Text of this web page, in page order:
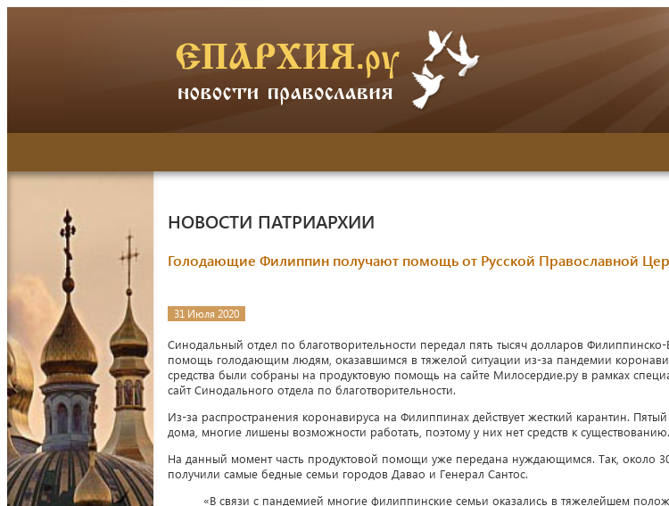
НОВОСТИ ПАТРИАРХИИ
Голодающие Филиппин получают помощь от Русской Православной
31 Июля 2020
Синодальный отдел по благотворительности передал пять тысяч долларов
помощь голодающим людям, оказавшимся в тяжелой ситуации из-за пандемии
средства были собраны на продуктовую помощь на сайте Милосердие.ру в рамках
сайт Синодального отдела по благотворительности.
Из-за распространения коронавируса на Филиппинах действует жесткий карантин.
дома, многие лишены возможности работать, поэтому у них нет средств к существованию.
На данный момент часть продуктовой помощи уже передана нуждающимся. Так, около
получили самые бедные семьи городов Давао и Генерал Сантос.
«В связи с пандемией многие филиппинские семьи оказались в тяжелейшем